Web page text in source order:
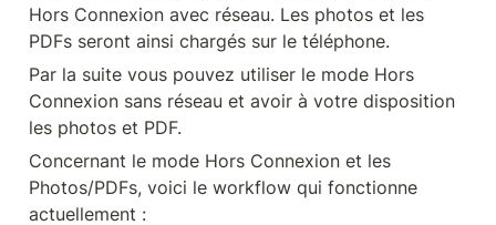
Hors Connexion avec réseau. Les photos et les
PDFs seront ainsi chargés sur le téléphone.
Par la suite vous pouvez utiliser le mode Hors
Connexion sans réseau et avoir à votre disposition
les photos et PDF.
Concernant le mode Hors Connexion et les
Photos/PDFs, voici le workflow qui fonctionne
actuellement :